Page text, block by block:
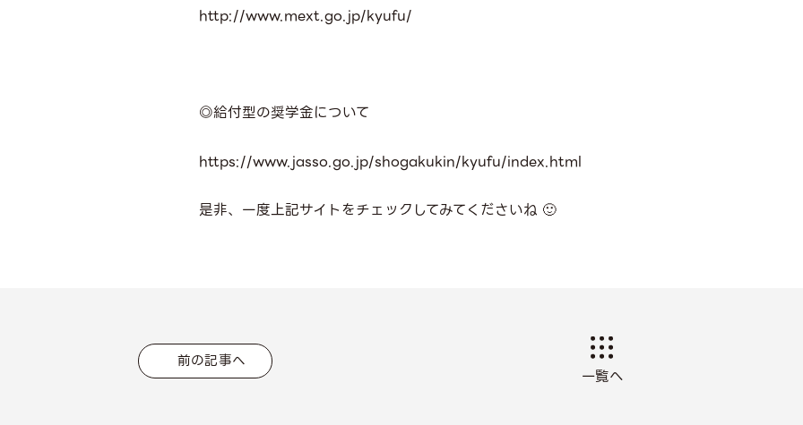
http://www.mext.go.jp/kyufu/
◎給付型の奨学金について
https://www.jasso.go.jp/shogakukin/kyufu/index.html
是非、一度上記サイトをチェックしてみてくださいね 🙂
前の記事へ
一覧へ